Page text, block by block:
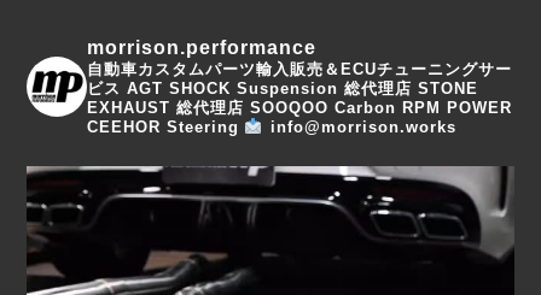
morrison.performance
自動車カスタムパーツ輸入販売＆ECUチューニングサー
ビス AGT SHOCK Suspension 総代理店 STONE
EXHAUST 総代理店 SOOQOO Carbon RPM POWER
CEEHOR Steering
info@morrison.works